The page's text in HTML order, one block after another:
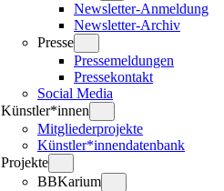
Newsletter-Anmeldung
Newsletter-Archiv
Presse
Pressemeldungen
Pressekontakt
Social Media
Künstler*innen
Mitgliederprojekte
Künstler*innendatenbank
Projekte
BBKarium